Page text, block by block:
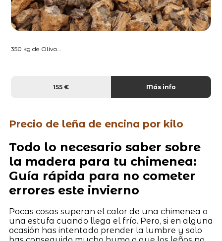
350 kg de Olivo...
155 € Más info
Precio de leña de encina por kilo
Todo lo necesario saber sobre
la madera para tu chimenea:
Guía rápida para no cometer
errores este invierno
Pocas cosas superan el calor de una chimenea o
una estufa cuando llega el frío. Pero, si en alguna
ocasión has intentado prender la lumbre y solo